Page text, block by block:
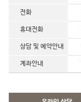
전화
휴대전화
상담 및 예약안내
계좌안내